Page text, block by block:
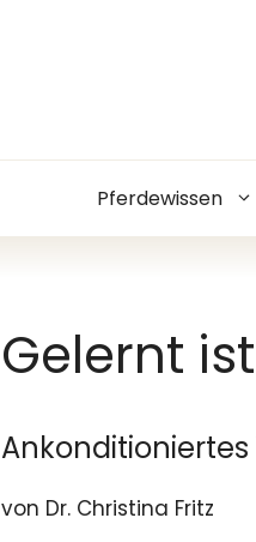
Pferdewissen
Gelernt
von Dr. Christina Fritz